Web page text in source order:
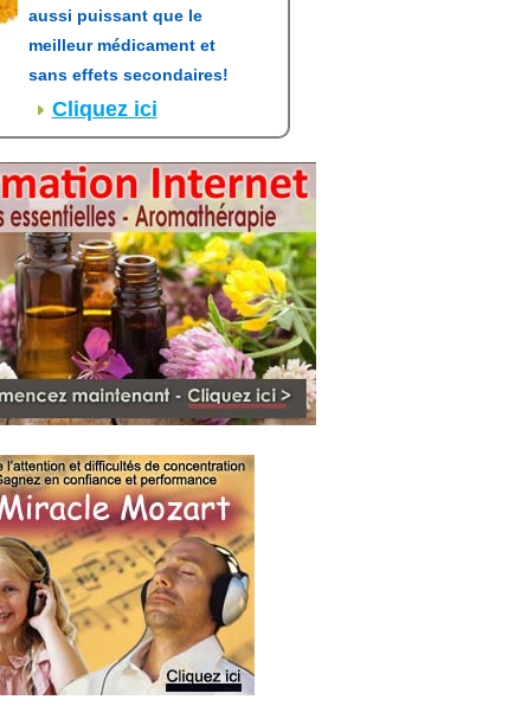
aussi puissant que le
meilleur médicament et
sans effets secondaires!
Cliquez ici